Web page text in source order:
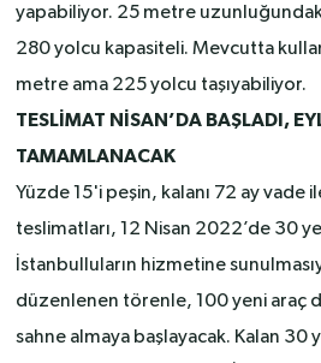
yapabiliyor. 25 metre
280 yolcu kapasiteli. Mevcutta
metre ama 225 yolcu taşıyabiliyor.
TESLİMAT NİSAN’DA BAŞLADI,
TAMAMLANACAK
Yüzde 15'i peşin, kalanı 72 ay vade
teslimatları, 12 Nisan 2022’de 30
İstanbulluların hizmetine
düzenlenen törenle, 100 yeni araç
sahne almaya başlayacak. Kalan 30